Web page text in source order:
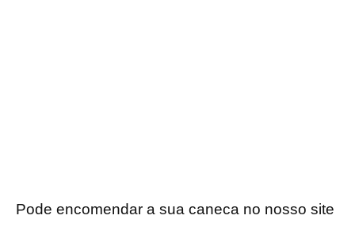
Pode encomendar a sua caneca no nosso site